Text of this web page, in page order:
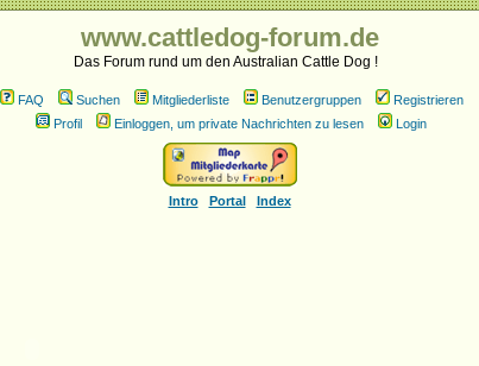
www.cattledog-forum.de
Das Forum rund um den Australian Cattle Dog !
FAQ Suchen Mitgliederliste Benutzergruppen
Registrieren
Profil
Einloggen, um private Nachrichten zu lesen Login
Intro Portal Index